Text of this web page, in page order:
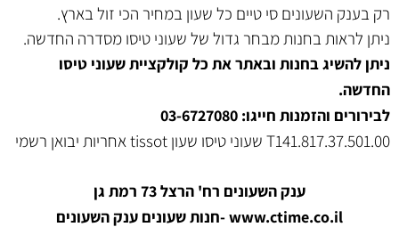
רק בענק השעונים סי טיים כל שעון במחיר הכי זול בארץ.
ניתן לראות בחנות מבחר גדול של שעוני טיסו מסדרה החדשה.
ניתן להשיג בחנות ובאתר את כל קולקציית שעוני טיסו
החדשה.
לבירורים והזמנות חייגו: 03-6727080
T141.817.37.501.00 שעוני טיסו שעון tissot אחריות יבואן רשמי
ענק השעונים רח' הרצל 73 רמת גן
www.ctime.co.il-חנות שעונים ענק השעונים